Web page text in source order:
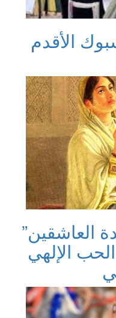
الأقدم
العاشقين”
الإلهي